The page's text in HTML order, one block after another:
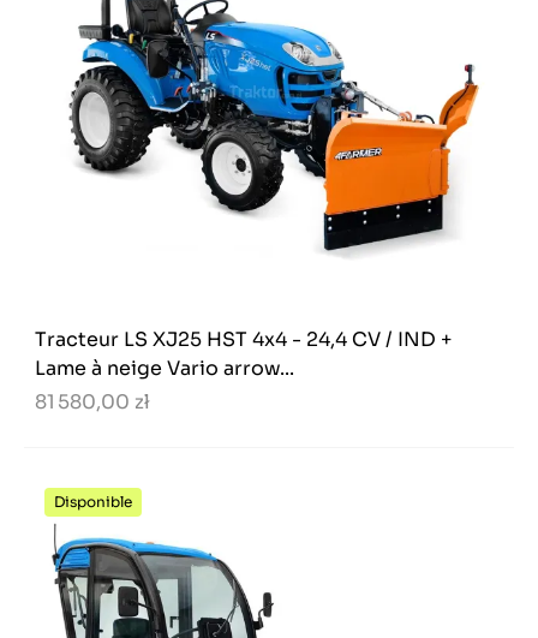
Tracteur LS XJ25 HST 4x4 - 24,4 CV / IND +
Lame à neige Vario arrow...
81 580,00 zł
Disponible